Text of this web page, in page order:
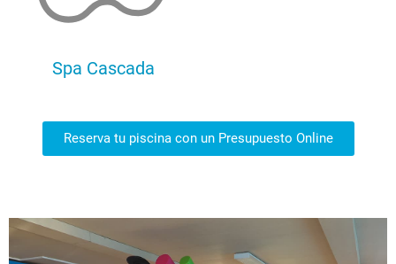
Spa Cascada
Reserva tu piscina con un Presupuesto Online